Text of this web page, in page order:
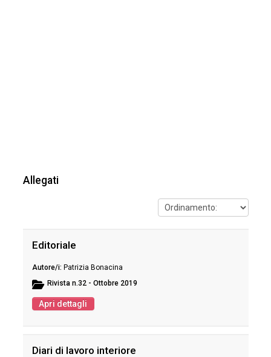
Allegati
Editoriale
Patrizia Bonacina
Rivista n.32 - Ottobre 2019
Apri dettagli
Diari di lavoro interiore